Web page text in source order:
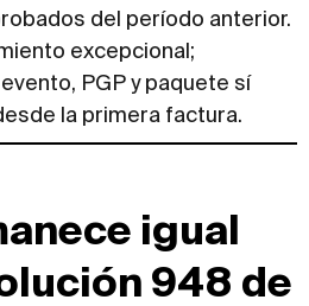
del período anterior.
excepcional;
PGP y paquete sí
la primera factura.
igual
948 de